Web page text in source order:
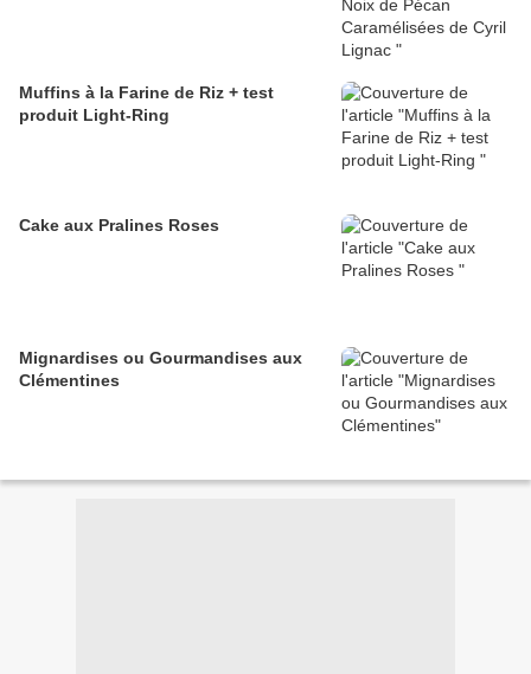
Muffins à la Farine de Riz + test
produit Light-Ring
Cake aux Pralines Roses
Mignardises ou Gourmandises aux
Clémentines